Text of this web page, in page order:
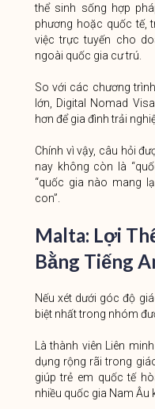
thể sinh sống hợp
phương hoặc quốc tế,
việc trực tuyến cho
ngoài quốc gia cư trú.
So với các chương
lớn, Digital Nomad
hơn để gia đình trải
Chính vì vậy, câu hỏi
nay không còn là
“quốc gia nào mang
con”.
Malta: Lợi
Bằng Tiếng
Nếu xét dưới góc độ
biệt nhất trong nhóm
Là thành viên Liên
dụng rộng rãi trong
giúp trẻ em quốc tế
nhiều quốc gia Nam Âu